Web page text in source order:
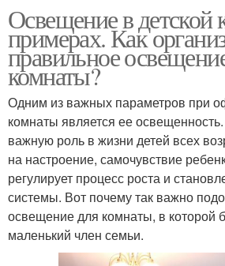
Освещение в детской
примерах. Как
правильное
комнаты?
Одним из важных параметров при
комнаты является ее
важную роль в жизни детей всех
на настроение, самочувствие
регулирует процесс роста и
системы. Вот почему так важно
освещение для комнаты, в которой
маленький член семьи.